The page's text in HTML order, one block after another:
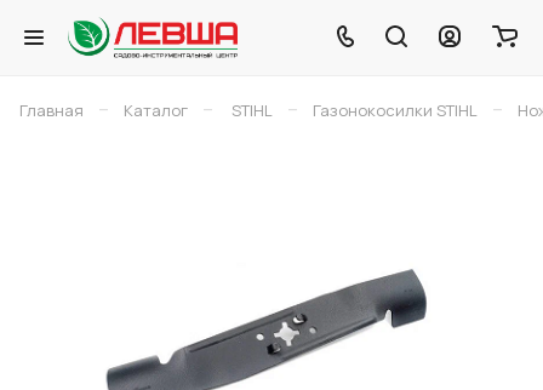
Главная – Каталог – STIHL – Газонокосилки STIHL –